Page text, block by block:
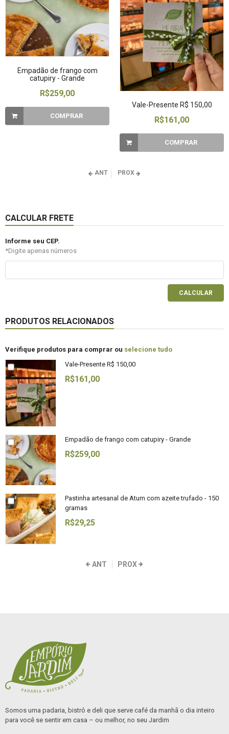
Empadão de frango com
catupiry - Grande
R$259,00
COMPRAR
Vale-Presente R$ 150,00
R$161,00
COMPRAR
ANT PROX
CALCULAR FRETE
Informe seu CEP.
*Digite apenas números
CALCULAR
PRODUTOS RELACIONADOS
Verifique produtos para comprar ou selecione tudo
Vale-Presente R$ 150,00
R$161,00
Empadão de frango com catupiry - Grande
R$259,00
Pastinha artesanal de Atum com azeite trufado - 150
gramas
R$29,25
ANT PROX
Somos uma padaria, bistrô e deli que serve café da manhã o dia inteiro
para você se sentir em casa – ou melhor, no seu Jardim